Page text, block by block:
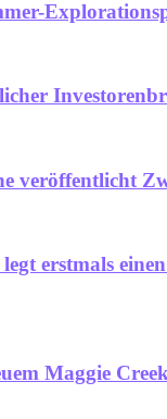
veröffentlicht
erstmals
Maggie